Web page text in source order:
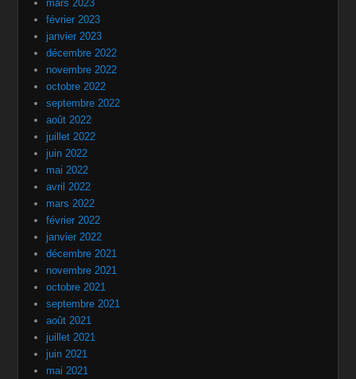
mars 2023
février 2023
janvier 2023
décembre 2022
novembre 2022
octobre 2022
septembre 2022
août 2022
juillet 2022
juin 2022
mai 2022
avril 2022
mars 2022
février 2022
janvier 2022
décembre 2021
novembre 2021
octobre 2021
septembre 2021
août 2021
juillet 2021
juin 2021
mai 2021